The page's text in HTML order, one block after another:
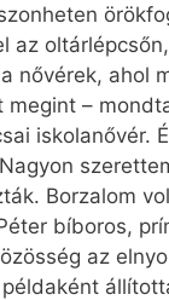
az
nővérek, ahol
megint –
iskolanővér.
Borzalom
bíboros,
az